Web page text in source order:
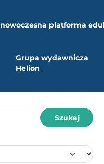
nowoczesna platforma
Grupa wydawnicza
Helion
Szukaj